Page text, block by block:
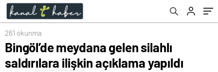
261 okunma
Bingöl’de meydana gelen silahlı
saldırılara ilişkin açıklama yapıldı